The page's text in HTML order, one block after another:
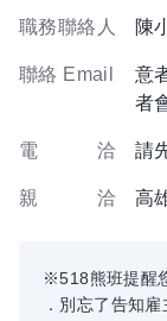
職務聯絡人 陳
聯絡 Email
意
者
電 洽 請
親 洽 高
※518熊班提醒
．別忘了告知